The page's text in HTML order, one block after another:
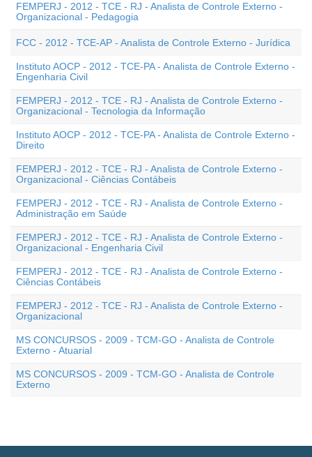
FEMPERJ - 2012 - TCE - RJ - Analista de Controle Externo -
Organizacional - Pedagogia
FCC - 2012 - TCE-AP - Analista de Controle Externo - Jurídica
Instituto AOCP - 2012 - TCE-PA - Analista de Controle Externo -
Engenharia Civil
FEMPERJ - 2012 - TCE - RJ - Analista de Controle Externo -
Organizacional - Tecnologia da Informação
Instituto AOCP - 2012 - TCE-PA - Analista de Controle Externo -
Direito
FEMPERJ - 2012 - TCE - RJ - Analista de Controle Externo -
Organizacional - Ciências Contábeis
FEMPERJ - 2012 - TCE - RJ - Analista de Controle Externo -
Administração em Saúde
FEMPERJ - 2012 - TCE - RJ - Analista de Controle Externo -
Organizacional - Engenharia Civil
FEMPERJ - 2012 - TCE - RJ - Analista de Controle Externo -
Ciências Contábeis
FEMPERJ - 2012 - TCE - RJ - Analista de Controle Externo -
Organizacional
MS CONCURSOS - 2009 - TCM-GO - Analista de Controle
Externo - Atuarial
MS CONCURSOS - 2009 - TCM-GO - Analista de Controle
Externo